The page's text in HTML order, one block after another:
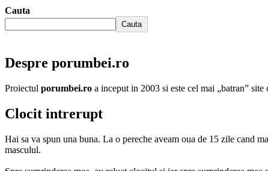
Cauta
Cauta
Despre porumbei.ro
Proiectul porumbei.ro a inceput in 2003 si este cel mai „batran”
Clocit intrerupt
Hai sa va spun una buna. La o pereche aveam oua de 15 zile cand
masculul.